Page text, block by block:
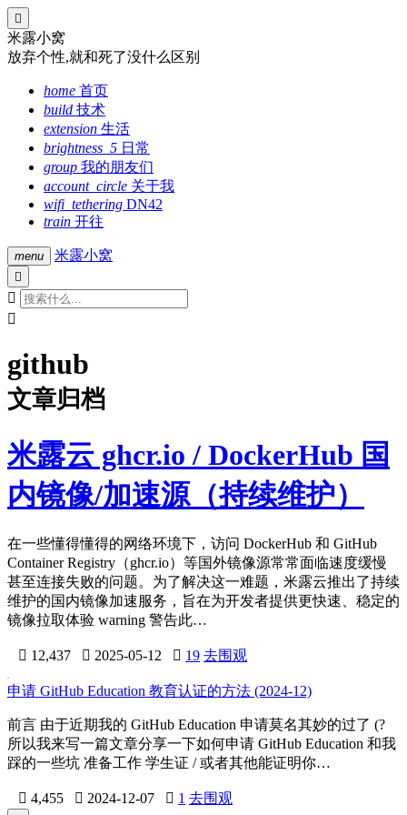

米露小窝
放弃个性,就和死了没什么区别
home 首页
build 技术
extension 生活
brightness_5 日常
group 我的朋友们
account_circle 关于我
wifi_tethering DN42
train 开往
menu 米露小窝



github
文章归档
米露云 ghcr.io / DockerHub 国
内镜像/加速源（持续维护）
在一些懂得懂得的网络环境下，访问 DockerHub 和 GitHub
Container Registry（ghcr.io）等国外镜像源常常面临速度缓慢
甚至连接失败的问题。为了解决这一难题，米露云推出了持续
维护的国内镜像加速服务，旨在为开发者提供更快速、稳定的
镜像拉取体验 warning 警告此…
 12,437  2025-05-12  19 去围观
申请 GitHub Education 教育认证的方法 (2024-12)
前言 由于近期我的 GitHub Education 申请莫名其妙的过了 (?
所以我来写一篇文章分享一下如何申请 GitHub Education 和我
踩的一些坑 准备工作 学生证 / 或者其他能证明你…
 4,455  2024-12-07  1 去围观